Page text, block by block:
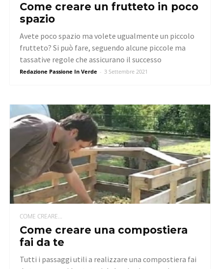
Come creare un frutteto in poco
spazio
Redazione Passione In Verde - 3 Settembre 2021
Avete poco spazio ma volete ugualmente un piccolo
frutteto? Si può fare, seguendo alcune piccole ma
tassative regole che assicurano il successo
COME CREARE...
Come creare una compostiera
fai da te
Tutti i passaggi utili a realizzare una compostiera fai